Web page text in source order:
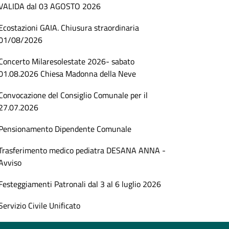
dal 03 AGOSTO 2026
GAIA. Chiusura straordinaria
08/2026
Milaresolestate 2026- sabato
Chiesa Madonna della Neve
del Consiglio Comunale per il
Dipendente Comunale
medico pediatra DESANA ANNA -
Patronali dal 3 al 6 luglio 2026
Civile Unificato